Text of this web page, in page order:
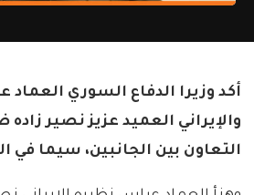
أكد وزيرا الدفاع السوري
والإيراني العميد عزيز نصير
التعاون بين الجانبين، سيما في